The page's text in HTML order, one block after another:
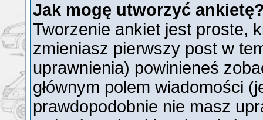
Jak mogę utworzyć
Tworzenie ankiet jest proste,
zmieniasz pierwszy post w
uprawnienia) powinieneś
głównym polem wiadomości
prawdopodobnie nie masz